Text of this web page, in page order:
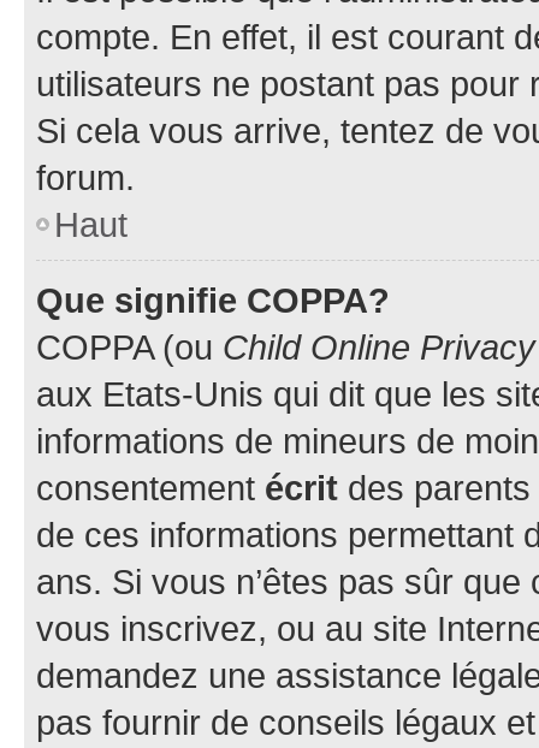
compte. En effet, il est courant
utilisateurs ne postant pas pour
Si cela vous arrive, tentez de
forum.
Haut
Que signifie COPPA?
COPPA (ou Child Online
aux Etats-Unis qui dit que les
informations de mineurs de
consentement écrit des parents
de ces informations permettant
ans. Si vous n’êtes pas sûr
vous inscrivez, ou au site
demandez une assistance
pas fournir de conseils légaux